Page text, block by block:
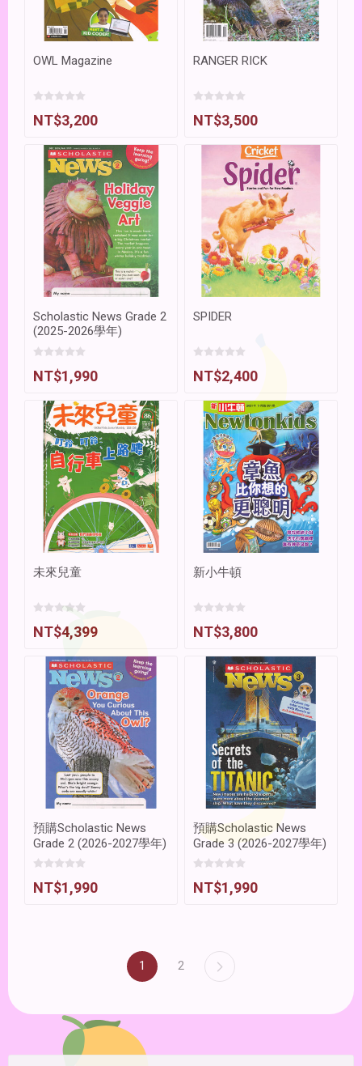
OWL Magazine
NT$3,200
RANGER RICK
NT$3,500
Scholastic News Grade 2
(2025-2026學年)
NT$1,990
SPIDER
NT$2,400
未來兒童
NT$4,399
新小牛頓
NT$3,800
預購Scholastic News
Grade 2 (2026-2027學年)
NT$1,990
預購Scholastic News
Grade 3 (2026-2027學年)
NT$1,990
1 2